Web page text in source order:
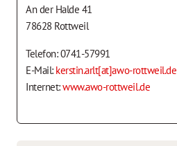
An der Halde 41
78628 Rottweil
Telefon: 0741-57991
E-Mail: kerstin.arlt[at]awo-rottweil.de
Internet:www.awo-rottweil.de